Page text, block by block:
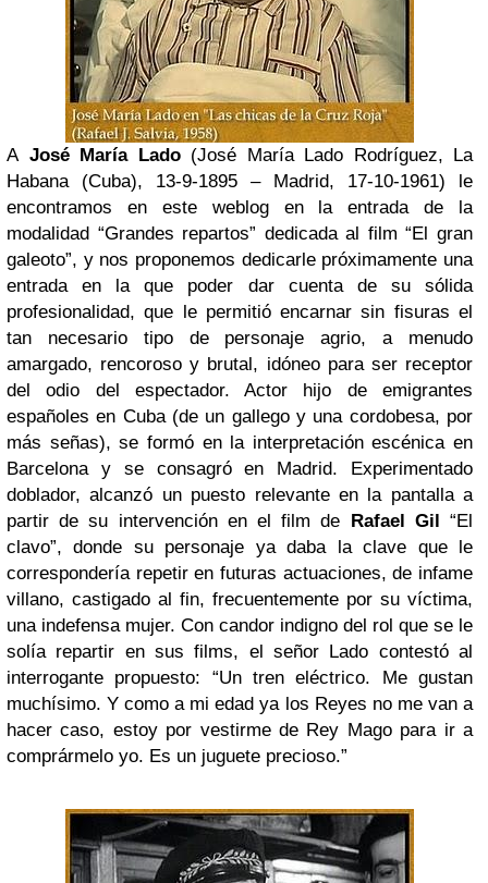
AJosé María Lado(José María Lado Rodríguez, La
Habana (Cuba), 13-9-1895 – Madrid, 17-10-1961) le
encontramos en este weblog en la entrada de la
modalidad “Grandes repartos” dedicada al film “El gran
galeoto”, y nos proponemos dedicarle próximamente una
entrada en la que poder dar cuenta de su sólida
profesionalidad, que le permitió encarnar sin fisuras el
tan necesario tipo de personaje agrio, a menudo
amargado, rencoroso y brutal, idóneo para ser receptor
del odio del espectador. Actor hijo de emigrantes
españoles en Cuba (de un gallego y una cordobesa, por
más señas), se formó en la interpretación escénica en
Barcelona y se consagró en Madrid. Experimentado
doblador, alcanzó un puesto relevante en la pantalla a
partir de su intervención en el film de Rafael Gil “El
clavo”, donde su personaje ya daba la clave que le
correspondería repetir en futuras actuaciones, de infame
villano, castigado al fin, frecuentemente por su víctima,
una indefensa mujer. Con candor indigno del rol que se le
solía repartir en sus films, el señor Lado contestó al
interrogante propuesto: “Un tren eléctrico. Me gustan
muchísimo. Y como a mi edad ya los Reyes no me van a
hacer caso, estoy por vestirme de Rey Mago para ir a
comprármelo yo. Es un juguete precioso.”